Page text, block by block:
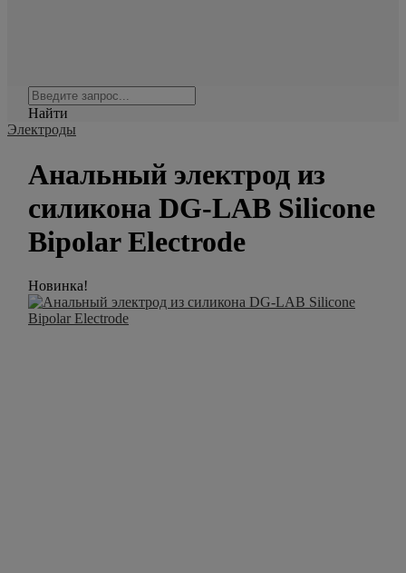
Найти
Электроды
Анальный электрод из
силикона DG-LAB Silicone
Bipolar Electrode
Новинка!